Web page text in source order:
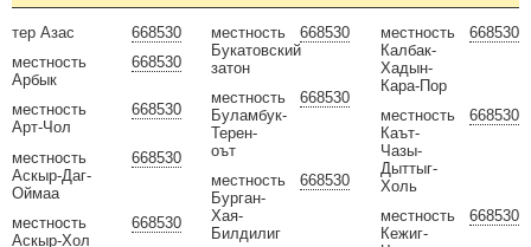
668530
тер Азас
668530
местность
Арбык
668530
местность
Арт-Чол
668530
местность
Аскыр-Даг-
Оймаа
668530
местность
Аскыр-Хол
668530
местность
Букатовский
затон
668530
местность
Буламбук-
Терен-
оът
668530
местность
Бурган-
Хая-
Билдилиг
668530
местность
Калбак-
Хадын-
Кара-Пор
668530
местность
Каът-
Чазы-
Дыттыг-
Холь
668530
местность
Кежиг-